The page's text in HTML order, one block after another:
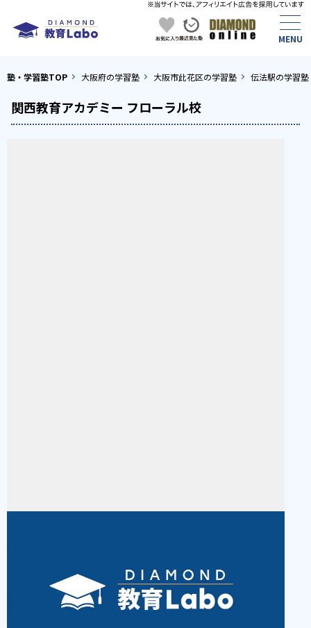
塾・学習塾TOP 大阪府の学習塾 大阪市此花区の学習塾 伝法駅の学習塾
関西教育アカデミー フローラル校